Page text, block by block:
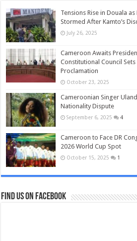
Tensions Rise in Douala
Stormed After Kamto’s
July 26, 2025
Cameroon Awaits
Constitutional Council
Proclamation
October 23, 2025
Cameroonian Singer
Nationality Dispute
September 6, 2025 4
Cameroon to Face DR
2026 World Cup Spot
October 15, 2025 1
Find us on Facebook